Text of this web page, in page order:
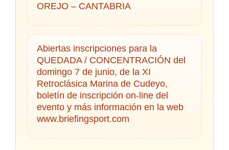
OREJO – CANTABRIA
Abiertas inscripciones para la
QUEDADA / CONCENTRACIÓN del
domingo 7 de junio, de la XI
Retroclásica Marina de Cudeyo,
boletín de inscripción on-line del
evento y más información en la web
www.briefingsport.com